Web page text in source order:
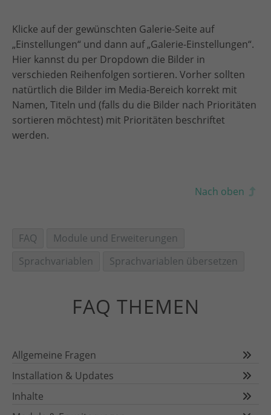
Klicke auf der gewünschten Galerie-Seite auf
„Einstellungen“ und dann auf „Galerie-Einstellungen“.
Hier kannst du per Dropdown die Bilder in
verschieden Reihenfolgen sortieren. Vorher sollten
natürtlich die Bilder im Media-Bereich korrekt mit
Namen, Titeln und (falls du die Bilder nach Prioritäten
sortieren möchtest) mit Prioritäten beschriftet
werden.
Nach oben
FAQ
Module und Erweiterungen
Sprachvariablen
Sprachvariablen übersetzen
FAQ THEMEN
Allgemeine Fragen
Installation & Updates
Inhalte